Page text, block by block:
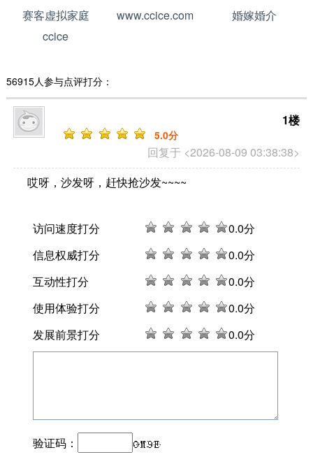
赛客虚拟家庭 www.ccice.com
婚嫁婚介
ccice
56915人参与点评打分：
回复于 <2026-08-09 03:38:38>
1楼
5.0分
哎呀，沙发呀，赶快抢沙发~~~~
访问速度打分 0.0分
信息权威打分
0.0分
互动性打分
0.0分
使用体验打分
0.0分
发展前景打分
0.0分
验证码：